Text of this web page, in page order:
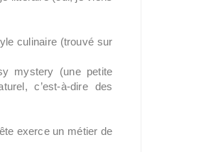
culinaire (trouvé sur
mystery (une petite
c’est-à-dire des
exerce un métier de